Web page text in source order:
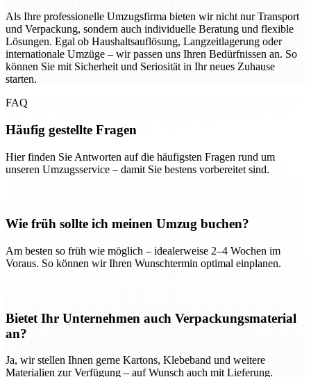
Als Ihre professionelle Umzugsfirma bieten wir nicht nur Transport
und Verpackung, sondern auch individuelle Beratung und flexible
Lösungen. Egal ob Haushaltsauflösung, Langzeitlagerung oder
internationale Umzüge – wir passen uns Ihren Bedürfnissen an. So
können Sie mit Sicherheit und Seriosität in Ihr neues Zuhause
starten.
FAQ
Häufig gestellte Fragen
Hier finden Sie Antworten auf die häufigsten Fragen rund um
unseren Umzugsservice – damit Sie bestens vorbereitet sind.
Wie früh sollte ich meinen Umzug buchen?
Am besten so früh wie möglich – idealerweise 2–4 Wochen im
Voraus. So können wir Ihren Wunschtermin optimal einplanen.
Bietet Ihr Unternehmen auch Verpackungsmaterial
an?
Ja, wir stellen Ihnen gerne Kartons, Klebeband und weitere
Materialien zur Verfügung – auf Wunsch auch mit Lieferung.